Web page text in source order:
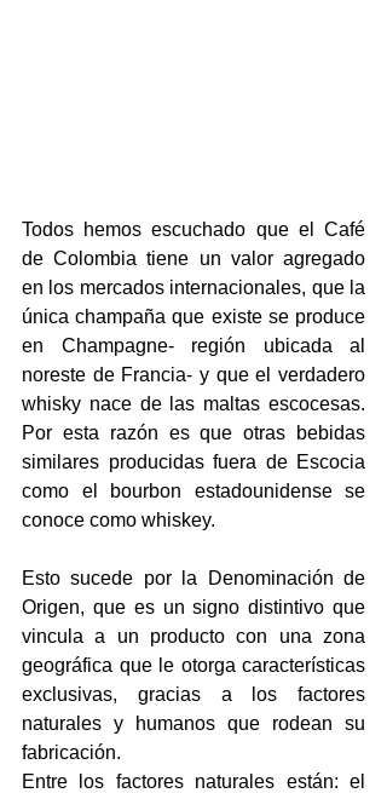
Todos hemos escuchado que el Café
de Colombia tiene un valor agregado
en los mercados internacionales, que la
única champaña que existe se produce
en Champagne- región ubicada al
noreste de Francia- y que el verdadero
whisky nace de las maltas escocesas.
Por esta razón es que otras bebidas
similares producidas fuera de Escocia
como el bourbon estadounidense se
conoce como whiskey.
Esto sucede por la Denominación de
Origen, que es un signo distintivo que
vincula a un producto con una zona
geográfica que le otorga características
exclusivas, gracias a los factores
naturales y humanos que rodean su
fabricación.
Entre los factores naturales están: el